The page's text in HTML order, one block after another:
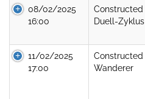
08/02/2025
16:00
Constructed
Duell-Zyklus
11/02/2025
17:00
Constructed
Wanderer